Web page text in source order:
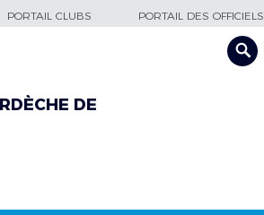
PORTAIL CLUBS PORTAIL DES OFFICIELS
DE